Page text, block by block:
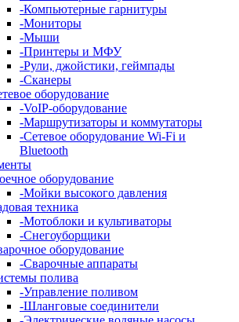
-Компьютерные гарнитуры
-Мониторы
-Мыши
-Принтеры и МФУ
-Рули, джойстики, геймпады
-Сканеры
оборудование
-VoIP-оборудование
-Маршрутизаторы и коммутаторы
-Сетевое оборудование Wi-Fi и
Bluetooth
оборудование
-Мойки высокого давления
техника
-Мотоблоки и культиваторы
-Снегоуборщики
оборудование
-Сварочные аппараты
полива
-Управление поливом
-Шланговые соединители